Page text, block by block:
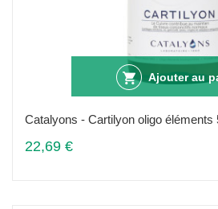
Ajouter au
Catalyons - Cartilyon oligo éléments
22,69 €